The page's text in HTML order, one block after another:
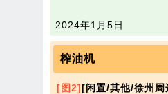
2024年1月5日
榨油机
[图2][闲置/其他/徐州周